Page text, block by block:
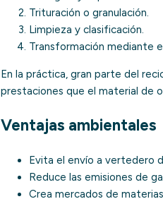
Trituración o granulación.
Limpieza y clasificación.
Transformación mediante
En la práctica, gran parte del
prestaciones que el material de
Ventajas ambientales
Evita el envío a vertedero
Reduce las emisiones de
Crea mercados de